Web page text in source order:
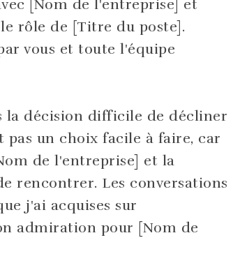
[Nom de l'entreprise] et
rôle de [Titre du poste].
vous et toute l'équipe
la décision difficile de décliner
un choix facile à faire, car
de l'entreprise] et la
rencontrer. Les conversations
j'ai acquises sur
admiration pour [Nom de